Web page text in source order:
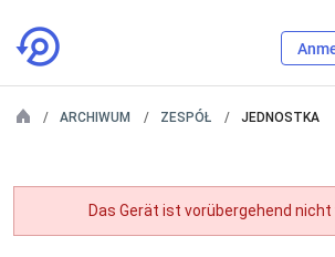
ARCHIWUM ZESPÓŁ JEDNOSTKA
Das Gerät ist vorübergehend nicht